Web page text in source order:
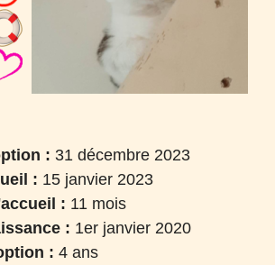
: 31 décembre 2023
: 15 janvier 2023
: 11 mois
: 1er janvier 2020
: 4 ans